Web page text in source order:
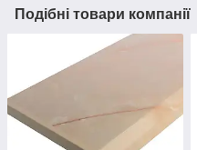
Подібні товари компанії